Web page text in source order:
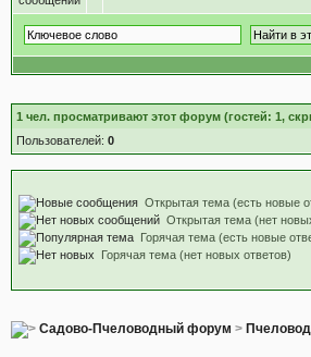
1 чел. просматривают этот форум (гостей: 1,
Пользователей: 0
Открытая тема (есть новые
Открытая тема (нет
Горячая тема (есть новые
Горячая тема (нет новых ответов)
Садово-Пчеловодный форум >